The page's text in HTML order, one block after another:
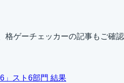
格ゲーチェッカーの記事もご確認
」スト6部門 結果